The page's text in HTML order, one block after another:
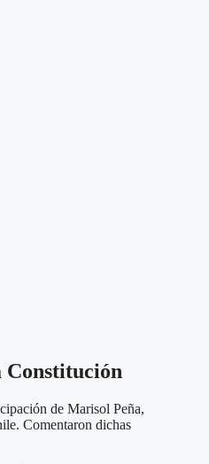
Constitución
de Marisol Peña,
Comentaron dichas